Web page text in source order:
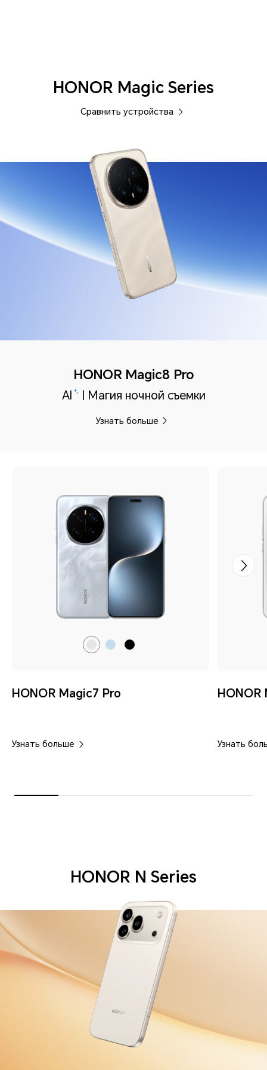
HONOR Magic Series
Сравнить устройства
HONOR Magic8 Pro
AI | Магия ночной съемки
Узнать больше
ЛунныйЛазурныйГрафитовый
HONOR Magic7 Pro
Узнать больше
HONOR
Узнать
HONOR N Series